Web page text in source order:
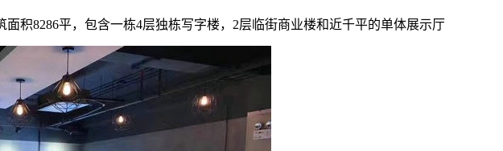
积8286平，包含一栋4层独栋写字楼，2层临街商业楼和近千平的单体展示厅